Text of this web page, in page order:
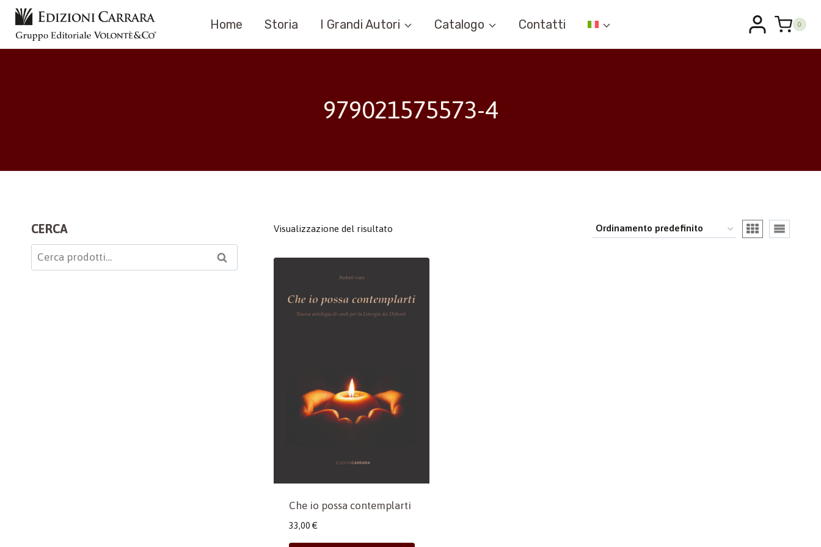
Salta
contenuto
Home Storia I Grandi Autori Catalogo Contatti 0
979021575573-4
Visualizzazione del risultato
Che io possa contemplarti
33,00 €
CERCA
Cerca: Cerca